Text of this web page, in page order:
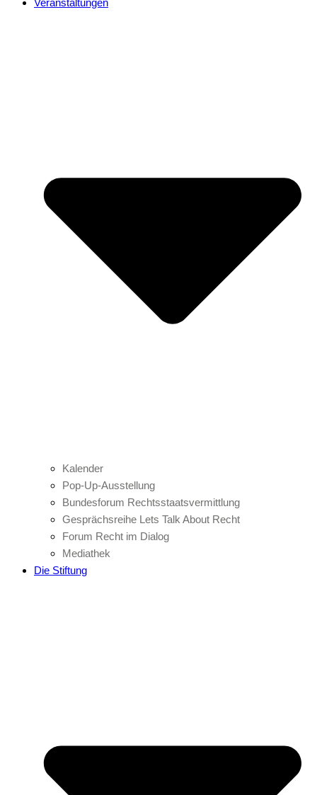
Veranstaltungen
Kalender
Pop-Up-Ausstellung
Bundesforum Rechtsstaatsvermittlung
Gesprächsreihe Lets Talk About Recht
Forum Recht im Dialog
Mediathek
Die Stiftung